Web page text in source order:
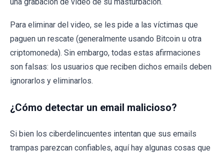
Para eliminar del video, se les pide a las víctimas que
paguen un rescate (generalmente usando Bitcoin u otra
criptomoneda). Sin embargo, todas estas afirmaciones
son falsas: los usuarios que reciben dichos emails deben
ignorarlos y eliminarlos.
¿Cómo detectar un email malicioso?
Si bien los ciberdelincuentes intentan que sus emails
trampas parezcan confiables, aquí hay algunas cosas que